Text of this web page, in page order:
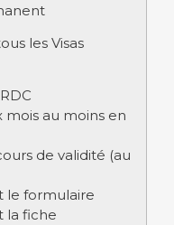
les Visas
mois au moins en
de validité (au
le formulaire
la fiche